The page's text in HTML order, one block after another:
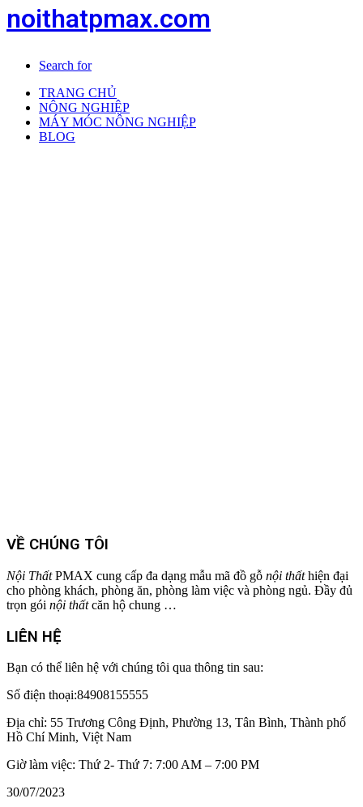
noithatpmax.com
Search for
TRANG CHỦ
NÔNG NGHIỆP
MÁY MÓC NÔNG NGHIỆP
BLOG
VỀ CHÚNG TÔI
Nội ThấtPMAX cung cấp đa dạng mẫu mã đồ gỗ nội thấthiện đại
cho phòng khách, phòng ăn, phòng làm việc và phòng ngủ. Đầy đủ
trọn gói nội thấtcăn hộ chung …
LIÊN HỆ
Bạn có thể liên hệ với chúng tôi qua thông tin sau:
Số điện thoại:84908155555
Địa chỉ: 55 Trương Công Định, Phường 13, Tân Bình, Thành phố
Hồ Chí Minh, Việt Nam
Giờ làm việc: Thứ 2- Thứ 7: 7:00 AM – 7:00 PM
30/07/2023